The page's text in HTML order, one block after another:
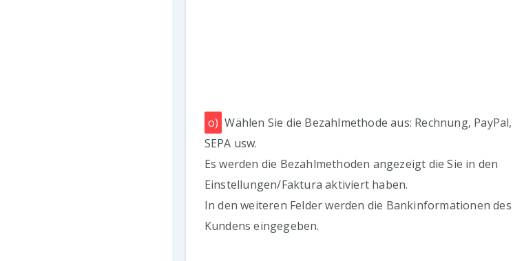
o) Wählen Sie die Bezahlmethode aus: Rechnung, PayPal,
SEPA usw.
Es werden die Bezahlmethoden angezeigt die Sie in den
Einstellungen/Faktura aktiviert haben.
In den weiteren Felder werden die Bankinformationen des
Kundens eingegeben.